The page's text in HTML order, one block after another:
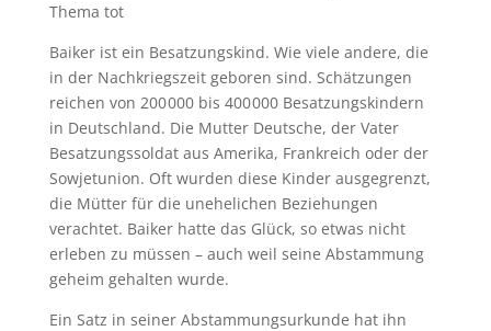
Thema tot
Baiker ist ein Besatzungskind. Wie viele andere, die
in der Nachkriegszeit geboren sind. Schätzungen
reichen von 200 000 bis 400 000 Besatzungskindern
in Deutschland. Die Mutter Deutsche, der Vater
Besatzungssoldat aus Amerika, Frankreich oder der
Sowjetunion. Oft wurden diese Kinder ausgegrenzt,
die Mütter für die unehelichen Beziehungen
verachtet. Baiker hatte das Glück, so etwas nicht
erleben zu müssen – auch weil seine Abstammung
geheim gehalten wurde.
Ein Satz in seiner Abstammungsurkunde hat ihn